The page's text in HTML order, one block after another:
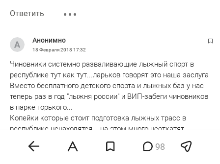
Ответить
Анонимно
18 Февраля 2018 17:32
Чиновники системно разваливающие лыжный спорт в
республике тут как тут...ларьков говорят это наша заслуга
Вместо бесплатного детского спорта и лыжных баз у нас
теперь раз в год "лыжня россии" и ВИП-забеги чиновников
в парке горького...
Копейки которые стоит подготовка лыжных трасс в
республике ненаходятся....на этом много неоткатят...
Совсем другое дело строить за милиарды дворцы типа
всегда пустой казаньарены...или дворца водных видов
98